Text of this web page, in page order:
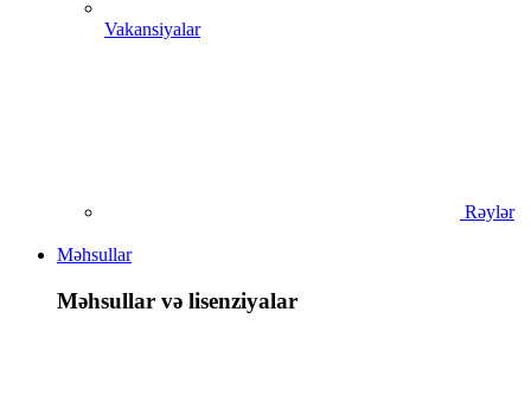
Vakansiyalar
Rəylər
Məhsullar
Məhsullar və lisenziyalar